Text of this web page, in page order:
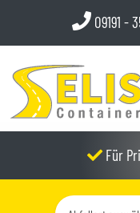
09191 -
Für
Container-